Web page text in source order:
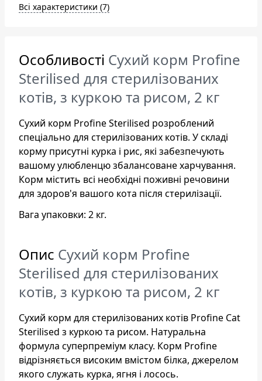
Всі характеристики (7)
Особливості Сухий корм Profine
Sterilised для стерилізованих
котів, з куркою та рисом, 2 кг
Сухий корм Profine Sterilised розроблений
спеціально для стерилізованих котів. У складі
корму присутні курка і рис, які забезпечують
вашому улюбленцю збалансоване харчування.
Корм містить всі необхідні поживні речовини
для здоров'я вашого кота після стерилізації.
Вага упаковки: 2 кг.
Опис Сухий корм Profine
Sterilised для стерилізованих
котів, з куркою та рисом, 2 кг
Сухий корм для стерилізованих котів Profine Cat
Sterilised з куркою та рисом. Натуральна
формула суперпреміум класу. Корм Profine
відрізняється високим вмістом білка, джерелом
якого служать курка, ягня і лосось.